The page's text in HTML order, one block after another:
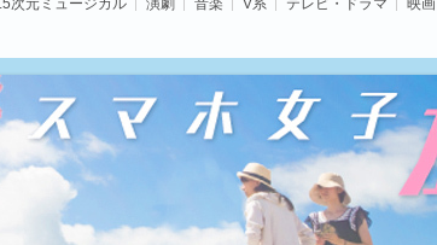
次元ミュージカル 演劇 音楽 V系 テレビ・ドラマ 映画